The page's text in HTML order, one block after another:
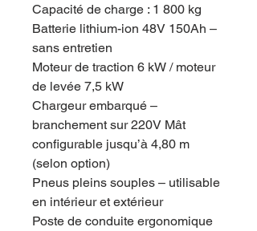
Capacité de charge : 1 800 kg
Batterie lithium-ion 48V 150Ah –
sans entretien
Moteur de traction 6 kW / moteur
de levée 7,5 kW
Chargeur embarqué –
branchement sur 220V Mât
configurable jusqu’à 4,80 m
(selon option)
Pneus pleins souples – utilisable
en intérieur et extérieur
Poste de conduite ergonomique